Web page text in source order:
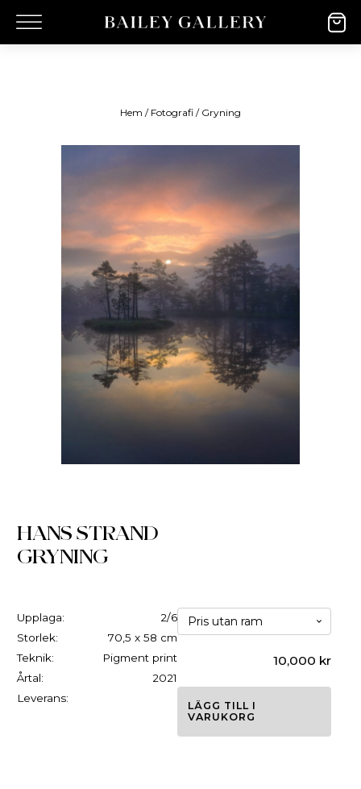
Hem / Fotografi / Gryning
HANS STRAND
GRYNING
Upplaga:
2/6
Storlek:
70,5 x 58 cm
Teknik:
Pigment print
Årtal:
2021
Leverans:
10,000 kr
LÄGG TILL I
VARUKORG